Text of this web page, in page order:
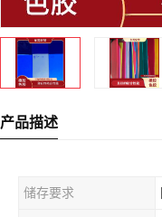
产品描述
储存要求